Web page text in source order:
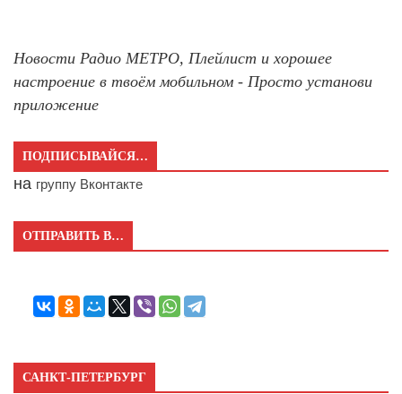
Новости Радио МЕТРО, Плейлист и хорошее
настроение в твоём мобильном - Просто установи
приложение
ПОДПИСЫВАЙСЯ…
на группу Вконтакте
ОТПРАВИТЬ В…
САНКТ-ПЕТЕРБУРГ